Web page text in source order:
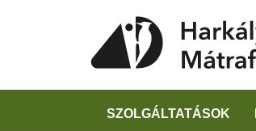
SZOLGÁLTATÁSOK